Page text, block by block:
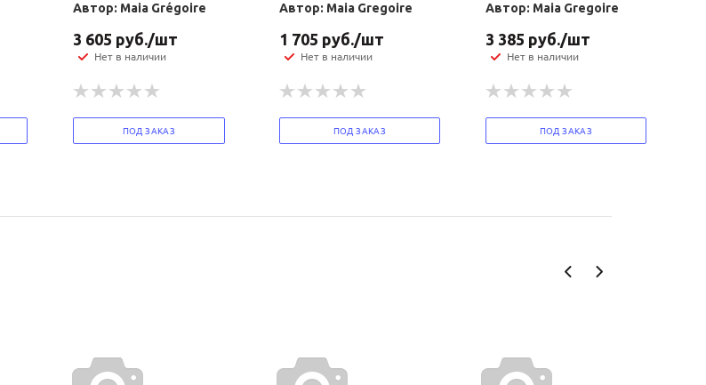
Автор: Maia Grégoire
3 605 руб./шт
Нет в наличии
ПОД ЗАКАЗ
Автор: Maia Gregoire
1 705 руб./шт
Нет в наличии
ПОД ЗАКАЗ
Автор: Maia Gregoire
3 385 руб./шт
Нет в наличии
ПОД ЗАКАЗ